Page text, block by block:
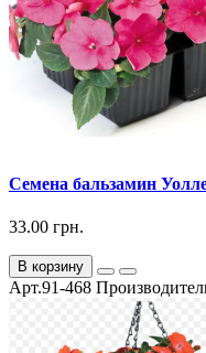
Семена бальзамин
33.00 грн.
В корзину
Арт.91-468